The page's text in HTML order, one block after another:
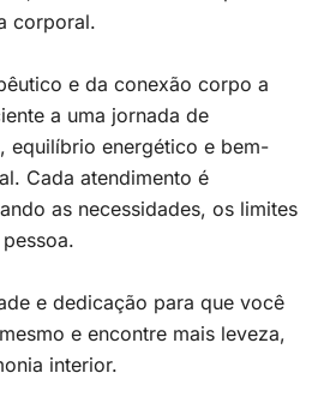
corporal.
e da conexão corpo a
a uma jornada de
equilíbrio energético e bem-
Cada atendimento é
as necessidades, os limites
e dedicação para que você
e encontre mais leveza,
interior.